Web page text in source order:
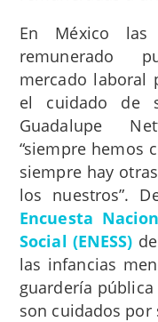
En México
remunerado
mercado laboral
el cuidado de
Guadalupe
“siempre hemos
siempre hay
los nuestros”.
Encuesta
Social (ENESS)
las infancias
guardería
son cuidados por